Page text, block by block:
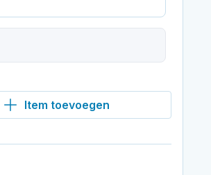
Item toevoegen